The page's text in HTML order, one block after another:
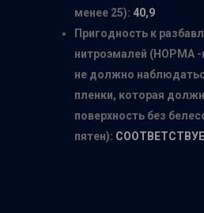
менее 25): 40,9
Пригодность к
нитроэмалей (НОРМА -
не должно
пленки, которая
поверхность без
пятен):